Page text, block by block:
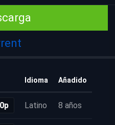
Idioma Añadido
Latino 8 años